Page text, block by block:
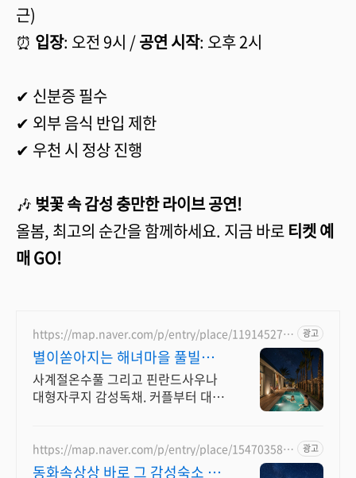
근)
⏰ 입장: 오전 9시 /공연 시작: 오후 2시
✔ 신분증 필수
✔ 외부 음식 반입 제한
✔ 우천 시 정상 진행
🎶 벚꽃 속 감성 충만한 라이브 공연!
올봄, 최고의 순간을 함께하세요. 지금 바로 티켓 예
매 GO!
https://map.naver.com/p/entry/place/119145270
광고
별이쏟아지는 해녀마을 풀빌라
르세라핌도 다녀간 감성풀빌라
사계절온수풀 그리고 핀란드사우나
대형자쿠지 감성독채. 커플부터 대가
길 속에서느끼는 온전한휴식
https://map.naver.com/p/entry/place/154703587
광고
동화속상상 바로 그 감성숙소 제